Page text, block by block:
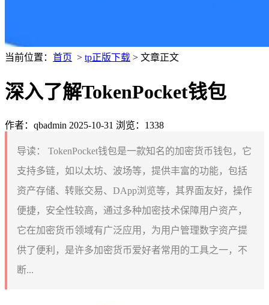
当前位置： 首页 > tp正版下载 > 文章正文
深入了解TokenPocket钱包
作者：qbadmin 2025-10-31 浏览：1338
导读：
TokenPocket钱包是一款知名的加密货币钱包，它
支持多链，如以太坊、波场等，提供丰富的功能，包括
资产存储、转账交易、DApp浏览等，其界面友好，操作
便捷，安全性较高，通过多种加密技术保障用户资产，
它在加密货币领域有广泛应用，为用户管理数字资产提
供了便利，是许多加密货币爱好者常用的工具之一，不
断...